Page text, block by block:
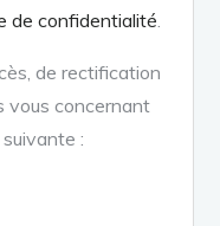
de confidentialité
de rectification
vous concernant
: